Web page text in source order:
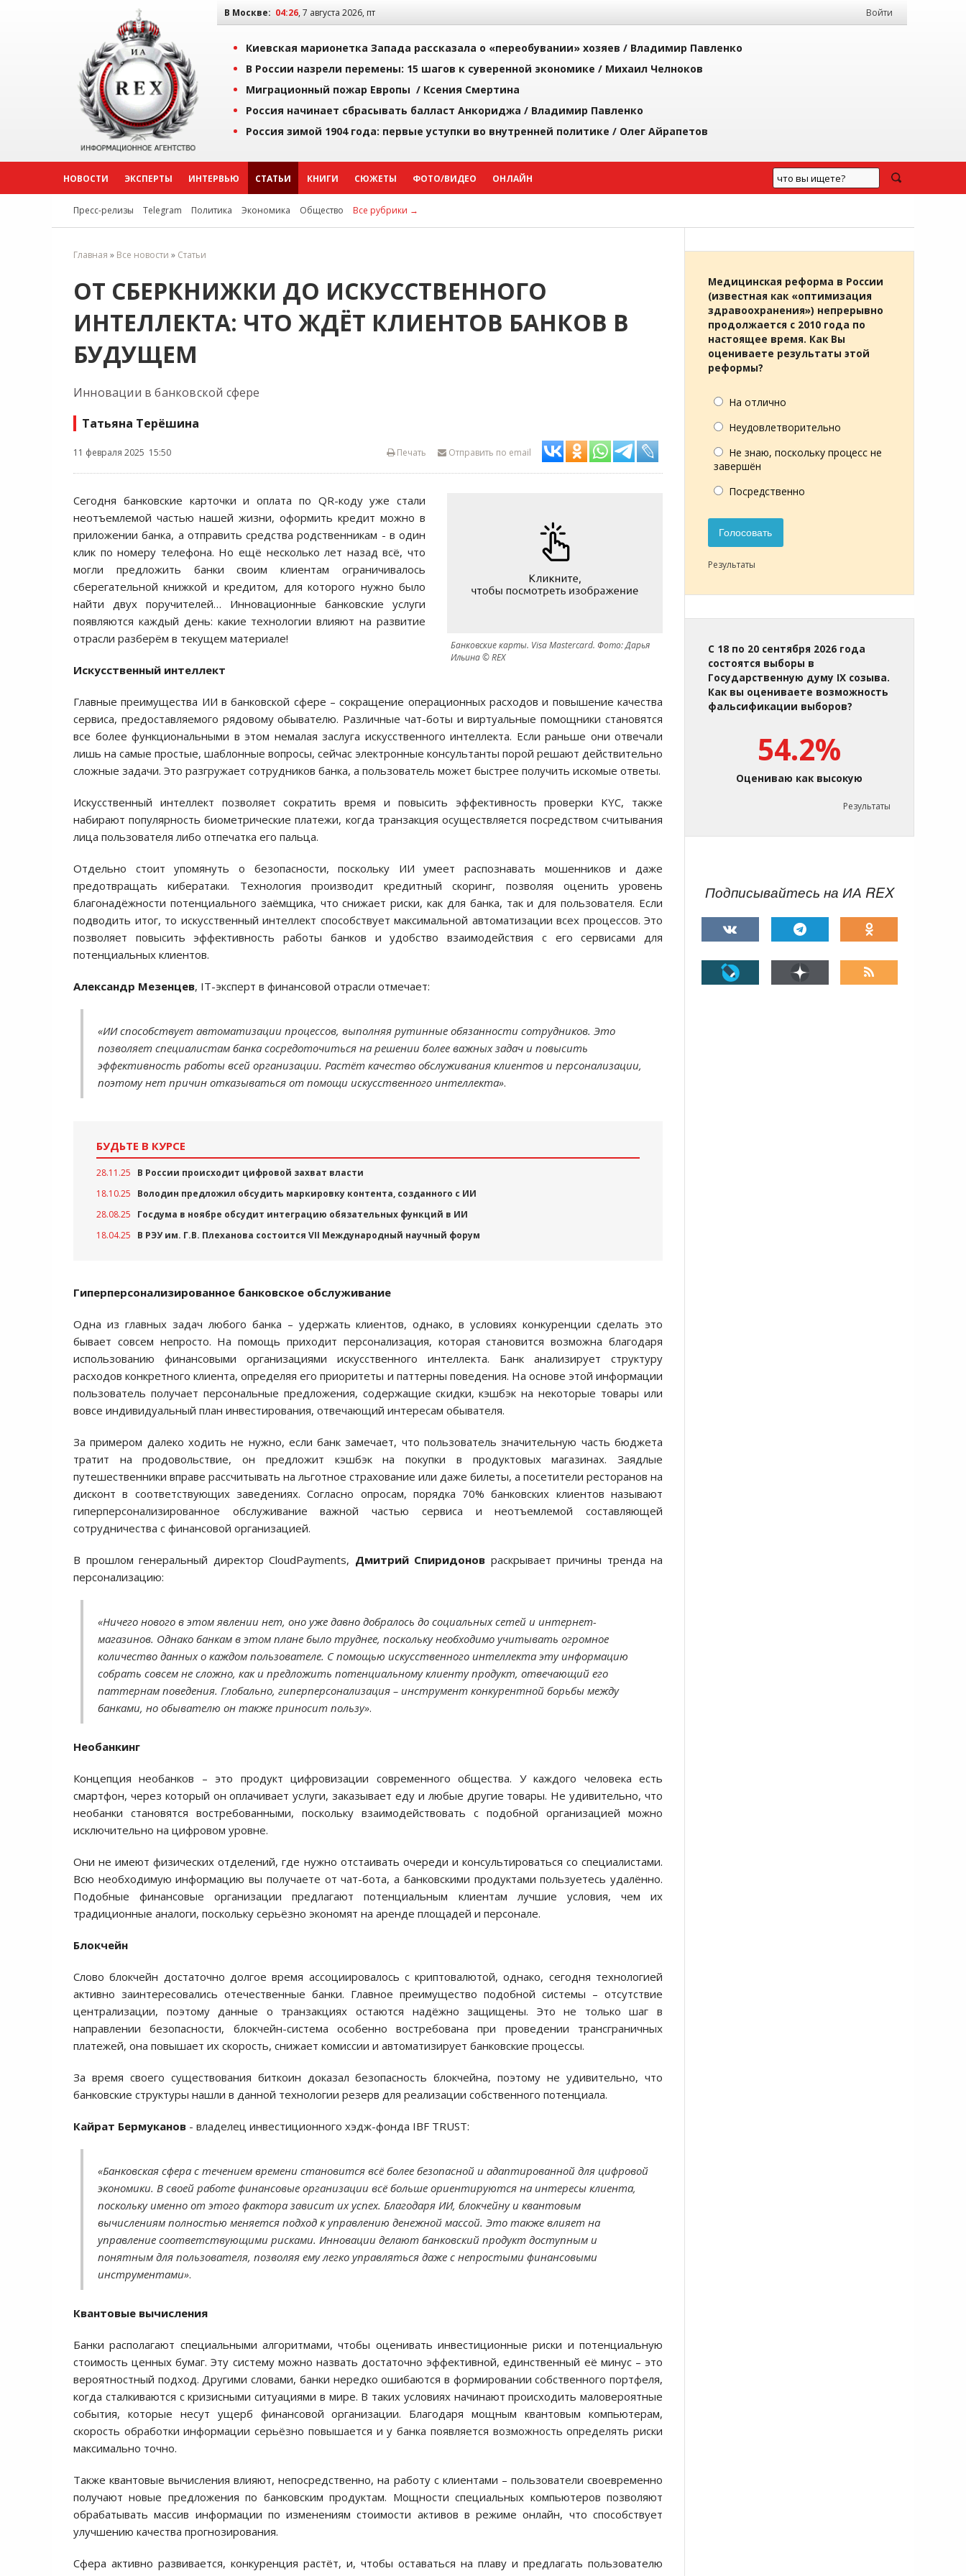
В Москве: 04:26, 7 августа 2026, пт Войти
Киевская марионетка Запада рассказала о «переобувании» хозяев / Владимир Павленко
В России назрели перемены: 15 шагов к суверенной экономике / Михаил Челноков
Миграционный пожар Европы / Ксения Смертина
Россия начинает сбрасывать балласт Анкориджа / Владимир Павленко
Россия зимой 1904 года: первые уступки во внутренней политике / Олег Айрапетов
НОВОСТИ ЭКСПЕРТЫ ИНТЕРВЬЮ СТАТЬИ КНИГИ СЮЖЕТЫ ФОТО/ВИДЕО ОНЛАЙН
Пресс-релизы Telegram Политика Экономика Общество Все рубрики →
Главная » Все новости » Статьи
ОТ СБЕРКНИЖКИ ДО ИСКУССТВЕННОГО
ИНТЕЛЛЕКТА: ЧТО ЖДЁТ КЛИЕНТОВ БАНКОВ В
БУДУЩЕМ
Инновации в банковской сфере
Татьяна Терёшина
11 февраля 2025 15:50 Отправить по email
Печать
Банковские карты. Visa Mastercard. Фото: Дарья
Ильина © REX
Сегодня банковские карточки и оплата по QR-коду уже стали
неотъемлемой частью нашей жизни, оформить кредит можно в
приложении банка, а отправить средства родственникам - в один
клик по номеру телефона. Но ещё несколько лет назад всё, что
могли предложить банки своим клиентам ограничивалось
сберегательной книжкой и кредитом, для которого нужно было
найти двух поручителей… Инновационные банковские услуги
появляются каждый день: какие технологии влияют на развитие
отрасли разберём в текущем материале!
Искусственный интеллект
Главные преимущества ИИ в банковской сфере – сокращение операционных расходов и повышение качества
сервиса, предоставляемого рядовому обывателю. Различные чат-боты и виртуальные помощники становятся
все более функциональными в этом немалая заслуга искусственного интеллекта. Если раньше они отвечали
лишь на самые простые, шаблонные вопросы, сейчас электронные консультанты порой решают действительно
сложные задачи. Это разгружает сотрудников банка, а пользователь может быстрее получить искомые ответы.
Искусственный интеллект позволяет сократить время и повысить эффективность проверки KYC, также
набирают популярность биометрические платежи, когда транзакция осуществляется посредством считывания
лица пользователя либо отпечатка его пальца.
Отдельно стоит упомянуть о безопасности, поскольку ИИ умеет распознавать мошенников и даже
предотвращать кибератаки. Технология производит кредитный скоринг, позволяя оценить уровень
благонадёжности потенциального заёмщика, что снижает риски, как для банка, так и для пользователя. Если
подводить итог, то искусственный интеллект способствует максимальной автоматизации всех процессов. Это
позволяет повысить эффективность работы банков и удобство взаимодействия с его сервисами для
потенциальных клиентов.
Александр Мезенцев, IT-эксперт в финансовой отрасли отмечает:
«ИИ способствует автоматизации процессов, выполняя рутинные обязанности сотрудников. Это
позволяет специалистам банка сосредоточиться на решении более важных задач и повысить
эффективность работы всей организации. Растёт качество обслуживания клиентов и персонализации,
поэтому нет причин отказываться от помощи искусственного интеллекта».
БУДЬТЕ В КУРСЕ
28.11.25
В России происходит цифровой захват власти
18.10.25
Володин предложил обсудить маркировку контента, созданного с ИИ
28.08.25
Госдума в ноябре обсудит интеграцию обязательных функций в ИИ
18.04.25
В РЭУ им. Г.В. Плеханова состоится VII Международный научный форум
Гиперперсонализированное банковское обслуживание
Одна из главных задач любого банка – удержать клиентов, однако, в условиях конкуренции сделать это
бывает совсем непросто. На помощь приходит персонализация, которая становится возможна благодаря
использованию финансовыми организациями искусственного интеллекта. Банк анализирует структуру
расходов конкретного клиента, определяя его приоритеты и паттерны поведения. На основе этой информации
пользователь получает персональные предложения, содержащие скидки, кэшбэк на некоторые товары или
вовсе индивидуальный план инвестирования, отвечающий интересам обывателя.
За примером далеко ходить не нужно, если банк замечает, что пользователь значительную часть бюджета
тратит на продовольствие, он предложит кэшбэк на покупки в продуктовых магазинах. Заядлые
путешественники вправе рассчитывать на льготное страхование или даже билеты, а посетители ресторанов на
дисконт в соответствующих заведениях. Согласно опросам, порядка 70% банковских клиентов называют
гиперперсонализированное обслуживание важной частью сервиса и неотъемлемой составляющей
сотрудничества с финансовой организацией.
В прошлом генеральный директор CloudPayments, Дмитрий Спиридонов раскрывает причины тренда на
персонализацию:
«Ничего нового в этом явлении нет, оно уже давно добралось до социальных сетей и интернет-
магазинов. Однако банкам в этом плане было труднее, поскольку необходимо учитывать огромное
количество данных о каждом пользователе. С помощью искусственного интеллекта эту информацию
собрать совсем не сложно, как и предложить потенциальному клиенту продукт, отвечающий его
паттернам поведения. Глобально, гиперперсонализация – инструмент конкурентной борьбы между
банками, но обывателю он также приносит пользу».
Необанкинг
Концепция необанков – это продукт цифровизации современного общества. У каждого человека есть
смартфон, через который он оплачивает услуги, заказывает еду и любые другие товары. Не удивительно, что
необанки становятся востребованными, поскольку взаимодействовать с подобной организацией можно
исключительно на цифровом уровне.
Они не имеют физических отделений, где нужно отстаивать очереди и консультироваться со специалистами.
Всю необходимую информацию вы получаете от чат-бота, а банковскими продуктами пользуетесь удалённо.
Подобные финансовые организации предлагают потенциальным клиентам лучшие условия, чем их
традиционные аналоги, поскольку серьёзно экономят на аренде площадей и персонале.
Блокчейн
Слово блокчейн достаточно долгое время ассоциировалось с криптовалютой, однако, сегодня технологией
активно заинтересовались отечественные банки. Главное преимущество подобной системы – отсутствие
централизации, поэтому данные о транзакциях остаются надёжно защищены. Это не только шаг в
направлении безопасности, блокчейн-система особенно востребована при проведении трансграничных
платежей, она повышает их скорость, снижает комиссии и автоматизирует банковские процессы.
За время своего существования биткоин доказал безопасность блокчейна, поэтому не удивительно, что
банковские структуры нашли в данной технологии резерв для реализации собственного потенциала.
Кайрат Бермуканов - владелец инвестиционного хэдж-фонда IBF TRUST:
«Банковская сфера с течением времени становится всё более безопасной и адаптированной для цифровой
экономики. В своей работе финансовые организации всё больше ориентируются на интересы клиента,
поскольку именно от этого фактора зависит их успех. Благодаря ИИ, блокчейну и квантовым
вычислениям полностью меняется подход к управлению денежной массой. Это также влияет на
управление соответствующими рисками. Инновации делают банковский продукт доступным и
понятным для пользователя, позволяя ему легко управляться даже с непростыми финансовыми
инструментами».
Квантовые вычисления
Банки располагают специальными алгоритмами, чтобы оценивать инвестиционные риски и потенциальную
стоимость ценных бумаг. Эту систему можно назвать достаточно эффективной, единственный её минус – это
вероятностный подход. Другими словами, банки нередко ошибаются в формировании собственного портфеля,
когда сталкиваются с кризисными ситуациями в мире. В таких условиях начинают происходить маловероятные
события, которые несут ущерб финансовой организации. Благодаря мощным квантовым компьютерам,
скорость обработки информации серьёзно повышается и у банка появляется возможность определять риски
максимально точно.
Также квантовые вычисления влияют, непосредственно, на работу с клиентами – пользователи своевременно
получают новые предложения по банковским продуктам. Мощности специальных компьютеров позволяют
обрабатывать массив информации по изменениям стоимости активов в режиме онлайн, что способствует
улучшению качества прогнозирования.
Сфера активно развивается, конкуренция растёт, и, чтобы оставаться на плаву и предлагать пользователю
Медицинская реформа в России
(известная как «оптимизация
здравоохранения») непрерывно
продолжается с 2010 года по
настоящее время. Как Вы
оцениваете результаты этой
реформы?
На отлично
Неудовлетворительно
Не знаю, поскольку процесс не
завершён
Посредственно
Голосовать
Результаты
С 18 по 20 сентября 2026 года
состоятся выборы в
Государственную думу IX созыва.
Как вы оцениваете возможность
фальсификации выборов?
54.2%
Оцениваю как высокую
Результаты
Подписывайтесь на ИА REX